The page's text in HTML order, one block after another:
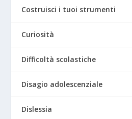
Costruisci i tuoi strumenti
Curiosità
Difficoltà scolastiche
Disagio adolescenziale
Dislessia